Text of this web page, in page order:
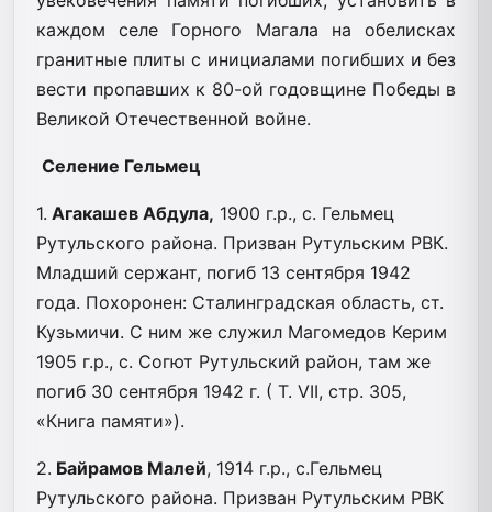
каждом селе Горного Магала на обелисках
гранитные плиты с инициалами погибших и без
вести пропавших к 80-ой годовщине Победы в
Великой Отечественной войне.
Селение Гельмец
1. Агакашев Абдула, 1900 г.р., с. Гельмец
Рутульского района. Призван Рутульским РВК.
Младший сержант, погиб 13 сентября 1942
года. Похоронен: Сталинградская область, ст.
Кузьмичи. С ним же служил Магомедов Керим
1905 г.р., с. Согют Рутульский район, там же
погиб 30 сентября 1942 г. ( Т. VII, стр. 305,
«Книга памяти»).
2. Байрамов Малей, 1914 г.р., с.Гельмец
Рутульского района. Призван Рутульским РВК